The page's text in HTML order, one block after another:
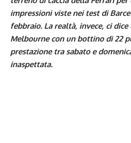
impressioni viste nei test di
febbraio. La realtà, invece, ci dice
Melbourne con un bottino di 22
prestazione tra sabato e
inaspettata.